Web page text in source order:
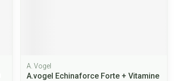
A. Vogel
A.vogel Echinaforce Forte + Vitamine